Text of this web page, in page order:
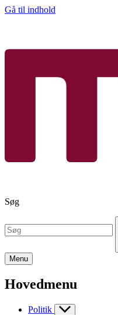
Gå til indhold
Søg
Menu
Hovedmenu
Politik